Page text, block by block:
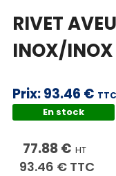
RIVET
INOX/INOX
Prix:93.46 €
En stock
77.88 € HT
93.46 € TTC